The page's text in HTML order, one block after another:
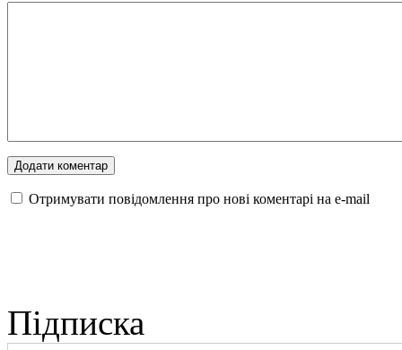
Отримувати повідомлення про нові коментарі на е-mail
Підписка